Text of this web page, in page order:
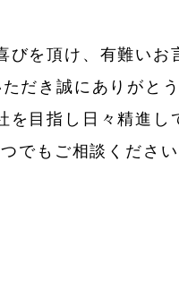
びを頂け、有難い
だき誠にありがと
を目指し日々精進
でもご相談ください